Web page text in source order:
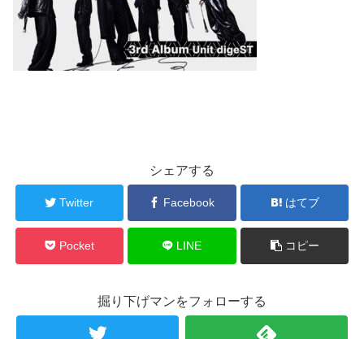
シェアする
Twitter Facebook はてブ
Pocket LINE コピー
掘り下げマンをフォローする